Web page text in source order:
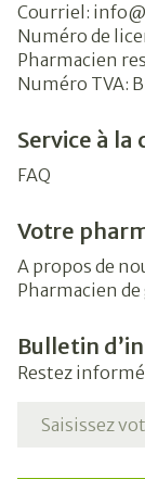
Courriel: info@
Numéro de
Pharmacien
Numéro TVA:
Service à la
FAQ
Votre
A propos de
Pharmacien de
Bulletin
Restez
Adresse mail